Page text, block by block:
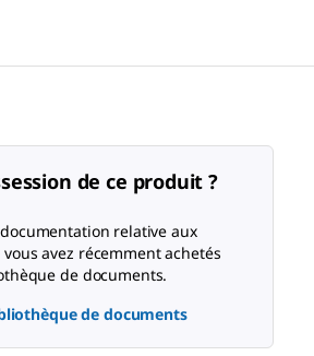
de ce produit ?
relative aux
avez récemment achetés
de documents.
de documents